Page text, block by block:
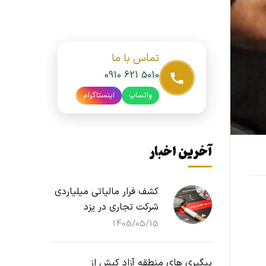
تماس با ما
0910 621 5010
واتساپ اینستاگرام
آخرین اخبار
کشف فرار مالیاتی میلیاردی
شرکت تجاری در یزد
1405/05/15
پیگیری های منطقه آزاد کیش از